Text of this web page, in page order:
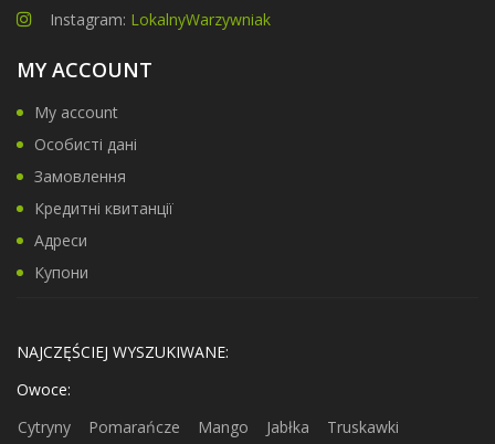
Instagram: LokalnyWarzywniak
MY ACCOUNT
My account
Особисті дані
Замовлення
Кредитні квитанції
Адреси
Купони
NAJCZĘŚCIEJ WYSZUKIWANE:
Owoce:
Cytryny
Pomarańcze Mango Jabłka Truskawki